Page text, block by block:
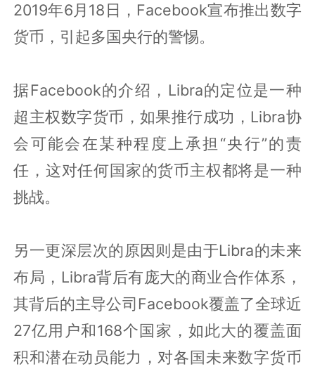
2019年6月18日，Facebook宣布推出数字
货币，引起多国央行的警惕。
据Facebook的介绍，Libra的定位是一种
超主权数字货币，如果推行成功，Libra协
会可能会在某种程度上承担“央行”的责
任，这对任何国家的货币主权都将是一种
挑战。
另一更深层次的原因则是由于Libra的未来
布局，Libra背后有庞大的商业合作体系，
其背后的主导公司Facebook覆盖了全球近
27亿用户和168个国家，如此大的覆盖面
积和潜在动员能力，对各国未来数字货币